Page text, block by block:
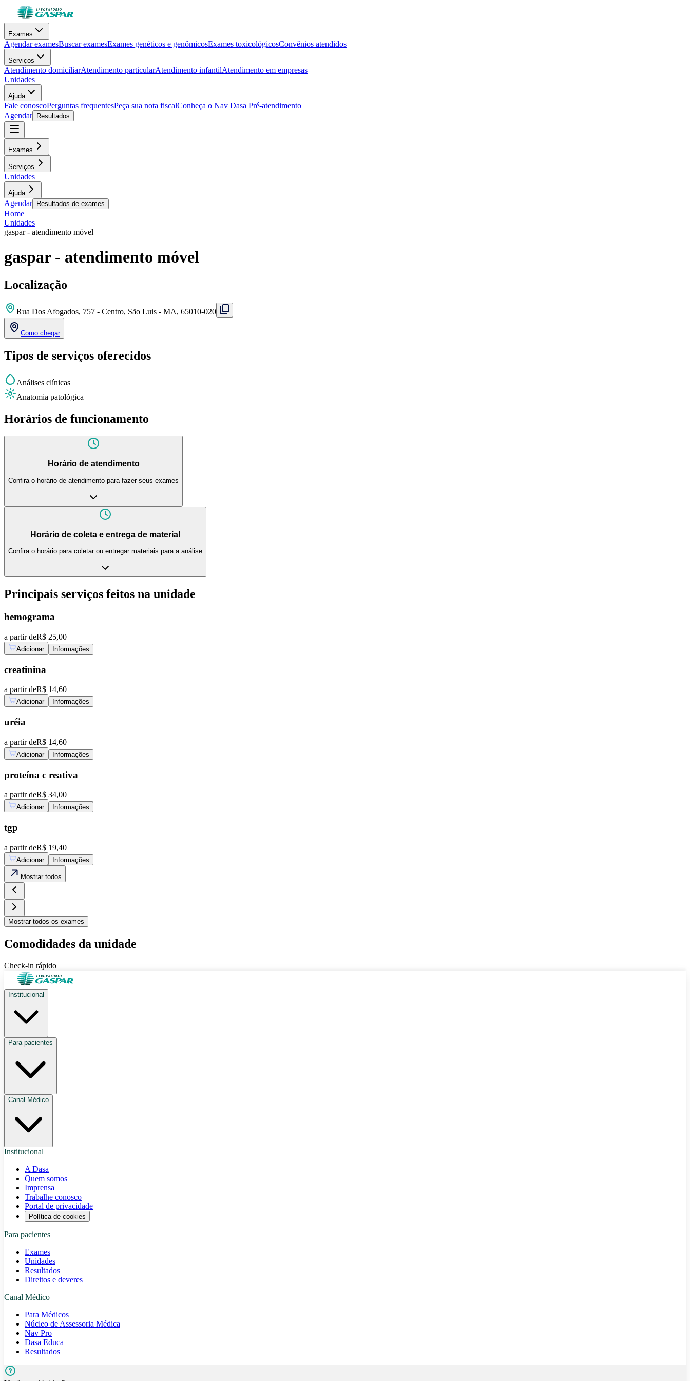
Exames
Agendar examesBuscar examesExames genéticos e genômicosExames toxicológicosConvênios atendidos
Serviços
Atendimento domiciliarAtendimento particularAtendimento infantilAtendimento em empresas
Unidades
Ajuda
Fale conoscoPerguntas frequentesPeça sua nota fiscalConheça o Nav Dasa Pré-atendimento
Agendar
Resultados
Exames
Serviços
Unidades
Ajuda
Agendar Resultados de exames
Home
Unidades
gaspar - atendimento móvel
gaspar - atendimento móvel
Localização
Rua Dos Afogados, 757 - Centro, São Luis - MA, 65010-020
Como chegar
Tipos de serviços oferecidos
Análises clínicas
Anatomia patológica
Horários de funcionamento
Horário de atendimento
Confira o horário de atendimento para fazer seus exames
Horário de coleta e entrega de material
Confira o horário para coletar ou entregar materiais para a análise
Principais serviços feitos na unidade
hemograma
a partir deR$ 25,00
Adicionar Informações
creatinina
a partir deR$ 14,60
Adicionar Informações
uréia
a partir deR$ 14,60
Adicionar Informações
proteína c reativa
a partir deR$ 34,00
Adicionar Informações
tgp
a partir deR$ 19,40
Adicionar Informações
Mostrar todos
Mostrar todos os exames
Comodidades da unidade
Check-in rápido
Institucional
Para pacientes
Canal Médico
Institucional
A Dasa
Quem somos
Imprensa
Trabalhe conosco
Portal de privacidade
Política de cookies
Para pacientes
Exames
Unidades
Resultados
Direitos e deveres
Canal Médico
Para Médicos
Núcleo de Assessoria Médica
Nav Pro
Dasa Educa
Resultados